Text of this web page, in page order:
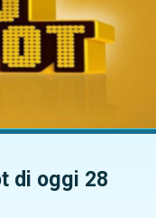
di oggi 28